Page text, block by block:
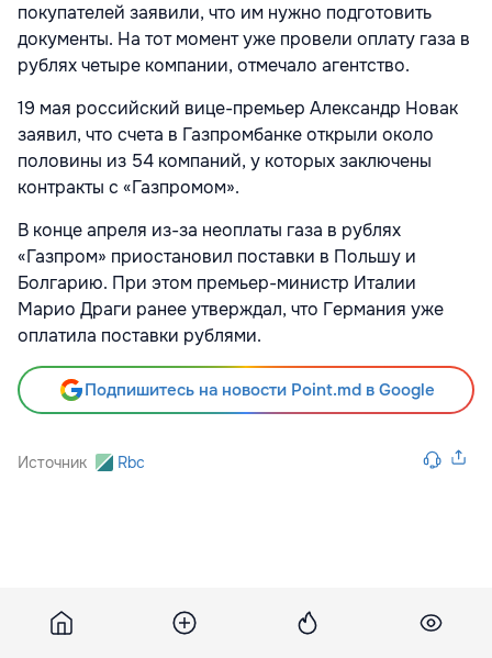
покупателей заявили, что им нужно подготовить
документы. На тот момент уже провели оплату газа в
рублях четыре компании, отмечало агентство.
19 мая российский вице-премьер Александр Новак
заявил, что счета в Газпромбанке открыли около
половины из 54 компаний, у которых заключены
контракты с «Газпромом».
В конце апреля из-за неоплаты газа в рублях
«Газпром» приостановил поставки в Польшу и
Болгарию. При этом премьер-министр Италии
Марио Драги ранее утверждал, что Германия уже
оплатила поставки рублями.
Подпишитесь на новости Point.md в Google
Источник Rbc